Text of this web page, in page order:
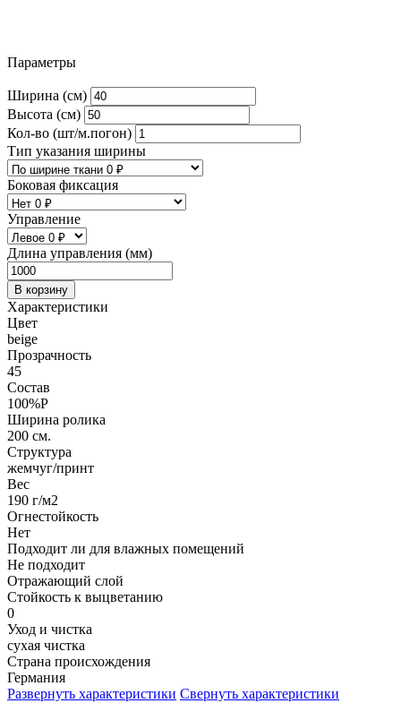
Параметры
Ширина (см)
Высота (см)
Кол-во (шт/м.погон)
Тип указания ширины
Боковая фиксация
Управление
Длина управления (мм)
В корзину
Характеристики
Цвет
beige
Прозрачность
45
Состав
100%P
Ширина ролика
200 см.
Структура
жемчуг/принт
Вес
190 г/м2
Огнестойкость
Нет
Подходит ли для влажных помещений
Не подходит
Отражающий слой
Стойкость к выцветанию
0
Уход и чистка
сухая чистка
Страна происхождения
Германия
Развернуть характеристики Свернуть характеристики